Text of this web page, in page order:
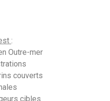
:
Outre-mer
couverts
cibles